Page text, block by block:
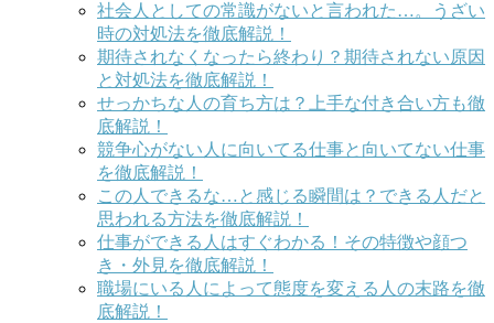
社会人としての常識がないと言われた…。うざい
時の対処法を徹底解説！
期待されなくなったら終わり？期待されない原因
と対処法を徹底解説！
せっかちな人の育ち方は？上手な付き合い方も徹
底解説！
競争心がない人に向いてる仕事と向いてない仕事
を徹底解説！
この人できるな…と感じる瞬間は？できる人だと
思われる方法を徹底解説！
仕事ができる人はすぐわかる！その特徴や顔つ
き・外見を徹底解説！
職場にいる人によって態度を変える人の末路を徹
底解説！